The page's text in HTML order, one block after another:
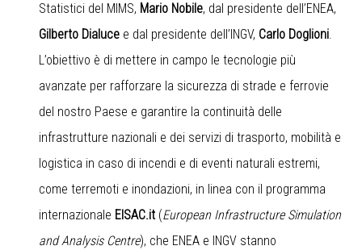
Statistici del MIMS, Mario Nobile, dal presidente dell’ENEA,
Gilberto Dialuce e dal presidente dell’INGV, Carlo Doglioni.
L’obiettivo è di mettere in campo le tecnologie più
avanzate per rafforzare la sicurezza di strade e ferrovie
del nostro Paese e garantire la continuità delle
infrastrutture nazionali e dei servizi di trasporto, mobilità e
logistica in caso di incendi e di eventi naturali estremi,
come terremoti e inondazioni, in linea con il programma
internazionale EISAC.it(European Infrastructure Simulation
and Analysis Centre), che ENEA e INGV stanno